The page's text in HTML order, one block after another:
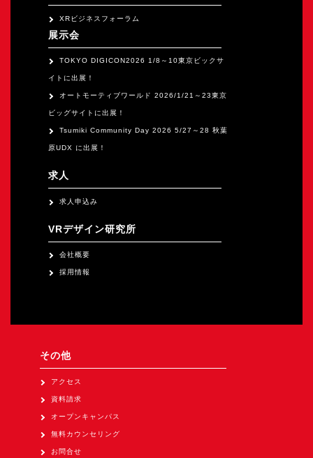
XRビジネスフォーラム
展示会
TOKYO DIGICON2026 1/8～10東京ビックサ
イトに出展！
オートモーティブワールド 2026/1/21～23東京
ビッグサイトに出展！
Tsumiki Community Day 2026 5/27～28 秋葉
原UDX に出展！
求人
求人申込み
VRデザイン研究所
会社概要
採用情報
その他
アクセス
資料請求
オープンキャンパス
無料カウンセリング
お問合せ